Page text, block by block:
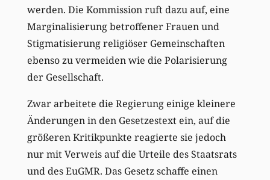
werden. Die Kommission ruft dazu auf, eine
Marginalisierung betroffener Frauen und
Stigmatisierung religiöser Gemeinschaften
ebenso zu vermeiden wie die Polarisierung
der Gesellschaft.
Zwar arbeitete die Regierung einige kleinere
Änderungen in den Gesetzestext ein, auf die
größeren Kritikpunkte reagierte sie jedoch
nur mit Verweis auf die Urteile des Staatsrats
und des EuGMR. Das Gesetz schaffe einen